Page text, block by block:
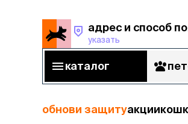
адрес и способ
указать
каталог
обнови защитуакции
адрес и способ получения
каталог пет-